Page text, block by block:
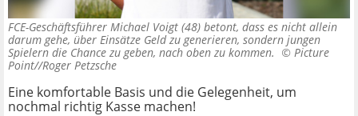
FCE-Geschäftsführer Michael Voigt (48) betont, dass es nicht allein
darum gehe, über Einsätze Geld zu generieren, sondern jungen
Spielern die Chance zu geben, nach oben zu kommen. © Picture
Point//Roger Petzsche
Eine komfortable Basis und die Gelegenheit, um
nochmal richtig Kasse machen!